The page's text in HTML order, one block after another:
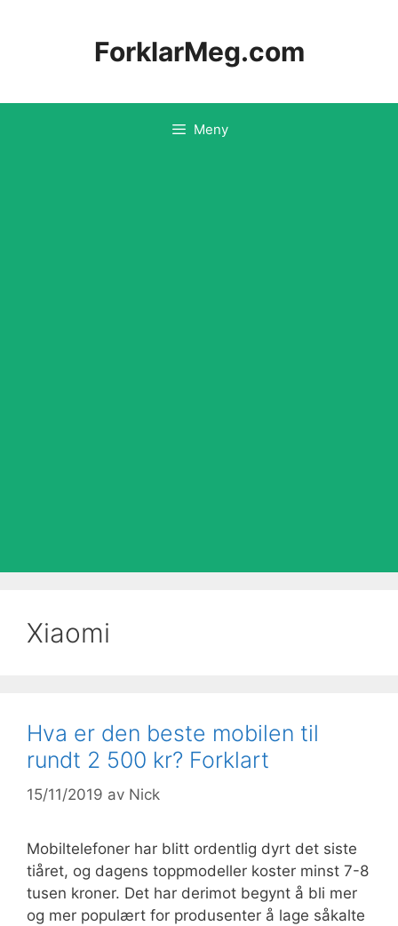
ForklarMeg.com
Meny
Xiaomi
Hva er den beste mobilen til
rundt 2 500 kr? Forklart
15/11/2019 av Nick
Mobiltelefoner har blitt ordentlig dyrt det siste
tiåret, og dagens toppmodeller koster minst 7-8
tusen kroner. Det har derimot begynt å bli mer
og mer populært for produsenter å lage såkalte